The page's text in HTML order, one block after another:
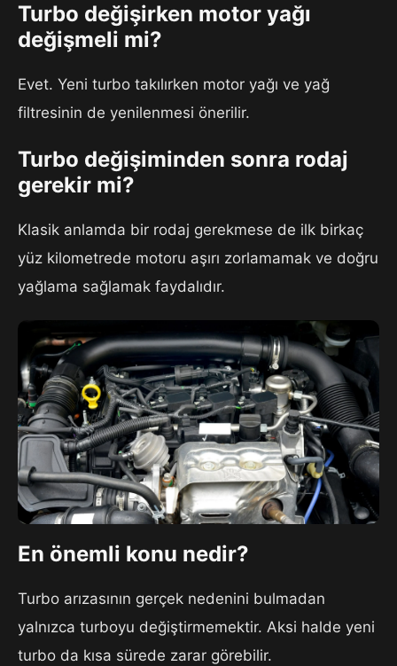
Turbo değişirken motor yağı
değişmeli mi?
Evet. Yeni turbo takılırken motor yağı ve yağ
filtresinin de yenilenmesi önerilir.
Turbo değişiminden sonra rodaj
gerekir mi?
Klasik anlamda bir rodaj gerekmese de ilk birkaç
yüz kilometrede motoru aşırı zorlamamak ve doğru
yağlama sağlamak faydalıdır.
En önemli konu nedir?
Turbo arızasının gerçek nedenini bulmadan
yalnızca turboyu değiştirmemektir. Aksi halde yeni
turbo da kısa sürede zarar görebilir.